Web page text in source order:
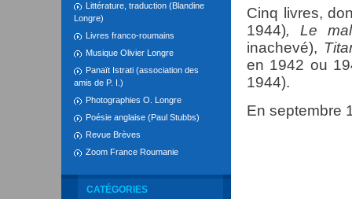
Littérature, traduction (Blandine
Longre)
Livres franco-roumains
Musique Olivier Longre
Panaït Istrati (association des
amis de P. I.)
Photographies O. Longre
Poésie anglaise (Paul Stubbs)
Revue Brèves
Zoom France Roumanie
CATÉGORIES
Cinq livres,
1944), Le
inachevé),
en 1942 ou
1944).
En septembre